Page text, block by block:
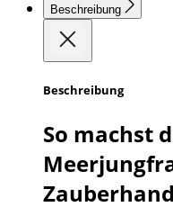
Beschreibung
Beschreibung
So machst